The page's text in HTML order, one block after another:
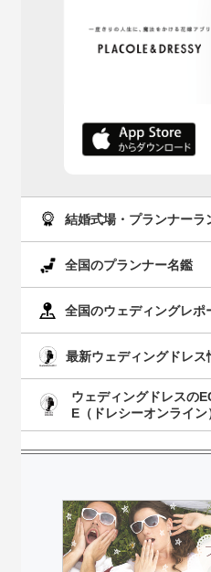
結婚式場・プランナーラ
全国のプランナー名鑑
全国のウェディングレポ
最新ウェディングドレ
ウェディングドレスの
E（ドレシーオンライン